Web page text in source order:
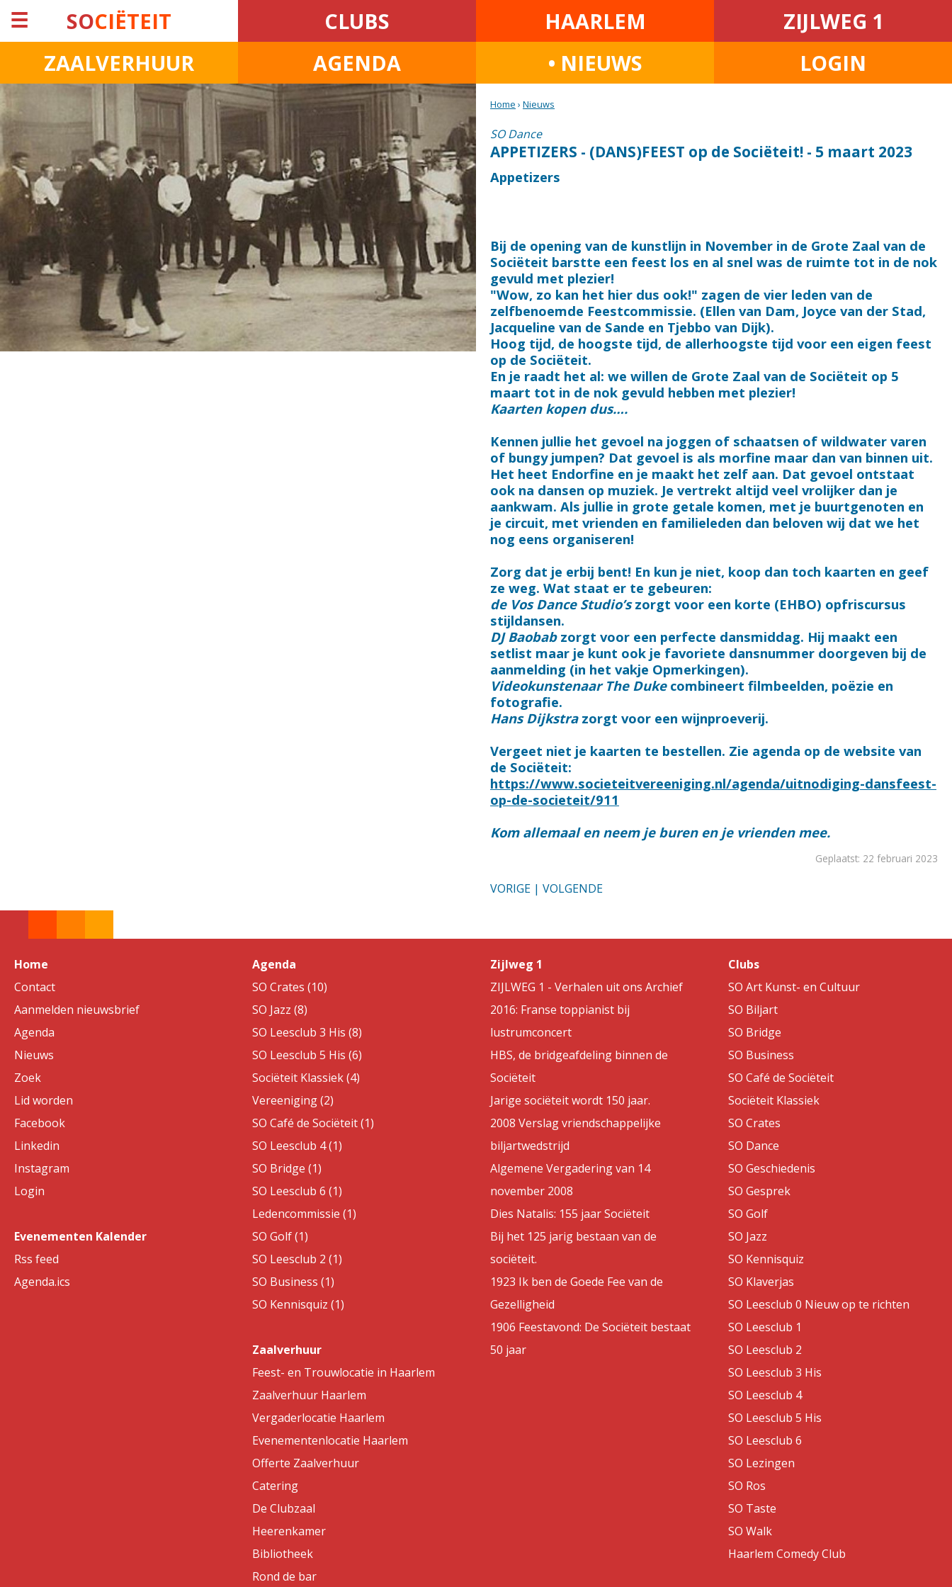
☰ SOCIËTEIT CLUBS HAARLEM
ZIJLWEG 1
ZAALVERHUUR
AGENDA • NIEUWS LOGIN
Home › Nieuws
SO Dance
APPETIZERS - (DANS)FEEST op de Sociëteit! - 5 maart 2023
Appetizers
Bij de opening van de kunstlijn in November in de Grote Zaal van de
Sociëteit barstte een feest los en al snel was de ruimte tot in de nok
gevuld met plezier!
"Wow, zo kan het hier dus ook!" zagen de vier leden van de
zelfbenoemde Feestcommissie. (Ellen van Dam, Joyce van der Stad,
Jacqueline van de Sande en Tjebbo van Dijk).
Hoog tijd, de hoogste tijd, de allerhoogste tijd voor een eigen feest
op de Sociëteit.
En je raadt het al: we willen de Grote Zaal van de Sociëteit op 5
maart tot in de nok gevuld hebben met plezier!
Kaarten kopen dus….
Kennen jullie het gevoel na joggen of schaatsen of wildwater varen
of bungy jumpen? Dat gevoel is als morfine maar dan van binnen uit.
Het heet Endorfine en je maakt het zelf aan. Dat gevoel ontstaat
ook na dansen op muziek. Je vertrekt altijd veel vrolijker dan je
aankwam. Als jullie in grote getale komen, met je buurtgenoten en
je circuit, met vrienden en familieleden dan beloven wij dat we het
nog eens organiseren!
Zorg dat je erbij bent! En kun je niet, koop dan toch kaarten en geef
ze weg. Wat staat er te gebeuren:
de Vos Dance Studio’szorgt voor een korte (EHBO) opfriscursus
stijldansen.
DJ Baobabzorgt voor een perfecte dansmiddag. Hij maakt een
setlist maar je kunt ook je favoriete dansnummer doorgeven bij de
aanmelding (in het vakje Opmerkingen).
Videokunstenaar The Dukecombineert filmbeelden, poëzie en
fotografie.
Hans Dijkstrazorgt voor een wijnproeverij.
Vergeet niet je kaarten te bestellen. Zie agenda op de website van
de Sociëteit:
https://www.societeitvereeniging.nl/agenda/uitnodiging-dansfeest-
op-de-societeit/911
Kom allemaal en neem je buren en je vrienden mee.
Geplaatst: 22 februari 2023
VORIGE | VOLGENDE
Home
Contact
Aanmelden nieuwsbrief
Agenda
Nieuws
Zoek
Lid worden
Facebook
Linkedin
Instagram
Login
Evenementen Kalender
Rss feed
Agenda.ics
Agenda
SO Crates (10)
SO Jazz (8)
SO Leesclub 3 His (8)
SO Leesclub 5 His (6)
Sociëteit Klassiek (4)
Vereeniging (2)
SO Café de Sociëteit (1)
SO Leesclub 4 (1)
SO Bridge (1)
SO Leesclub 6 (1)
Ledencommissie (1)
SO Golf (1)
SO Leesclub 2 (1)
SO Business (1)
SO Kennisquiz (1)
Zaalverhuur
Feest- en Trouwlocatie in Haarlem
Zaalverhuur Haarlem
Vergaderlocatie Haarlem
Evenementenlocatie Haarlem
Offerte Zaalverhuur
Catering
De Clubzaal
Heerenkamer
Bibliotheek
Rond de bar
Zijlweg 1
ZIJLWEG 1 - Verhalen uit ons Archief
2016: Franse toppianist bij
lustrumconcert
HBS, de bridgeafdeling binnen de
Sociëteit
Jarige sociëteit wordt 150 jaar.
2008 Verslag vriendschappelijke
biljartwedstrijd
Algemene Vergadering van 14
november 2008
Dies Natalis: 155 jaar Sociëteit
Bij het 125 jarig bestaan van de
sociëteit.
1923 Ik ben de Goede Fee van de
Gezelligheid
1906 Feestavond: De Sociëteit bestaat
50 jaar
Clubs
SO Art Kunst- en Cultuur
SO Biljart
SO Bridge
SO Business
SO Café de Sociëteit
Sociëteit Klassiek
SO Crates
SO Dance
SO Geschiedenis
SO Gesprek
SO Golf
SO Jazz
SO Kennisquiz
SO Klaverjas
SO Leesclub 0 Nieuw op te richten
SO Leesclub 1
SO Leesclub 2
SO Leesclub 3 His
SO Leesclub 4
SO Leesclub 5 His
SO Leesclub 6
SO Lezingen
SO Ros
SO Taste
SO Walk
Haarlem Comedy Club